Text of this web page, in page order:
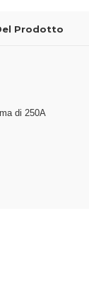
Prodotto
di 250A